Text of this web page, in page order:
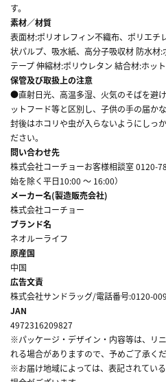
す。
素材／材質
表面材:ポリオレフィン不織布、ポリエチ
状パルプ、吸水紙、高分子吸収材 防水材
テープ 伸縮材:ポリウレタン 結合材:ホッ
保管及び取扱上の注意
●直射日光、高温多湿、火気のそばを避
ットフード等と区別し、子供の手の届か
封後はホコリや虫が入らないようにしっ
ださい。
問い合わせ先
株式会社コーチョーお客様相談室 0120-
始を除く平日10:00 ～ 16:00）
メーカー名(製造販売会社)
株式会社コーチョー
ブランド名
ネオルーライフ
原産国
中国
広告文責
株式会社サンドラッグ/電話番号:0120-
JAN
4972316209827
※パッケージ・デザイン・内容等は、リ
れる場合がありますので、予めご了承くだ
※お届け地域によっては、表記されてい